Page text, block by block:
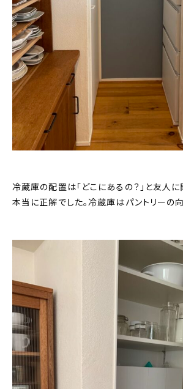
冷蔵庫の配置は「どこにあるの？」と友人に
本当に正解でした。冷蔵庫はパントリーの